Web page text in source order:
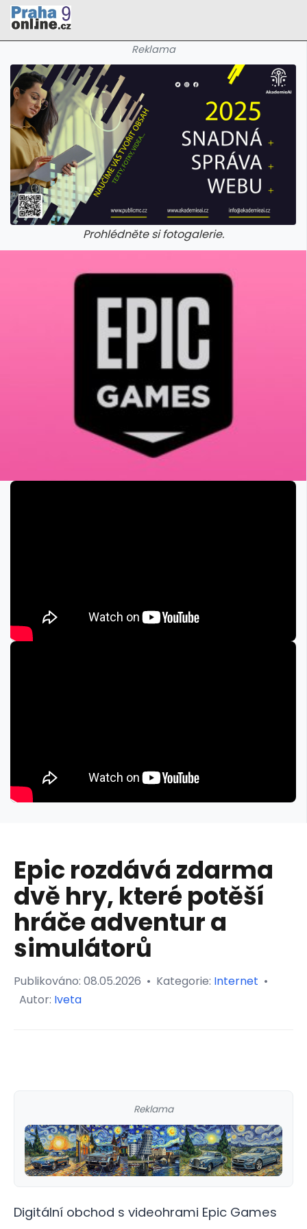
Reklama
Prohlédněte si fotogalerie.
Epic rozdává zdarma
dvě hry, které potěší
hráče adventur a
simulátorů
Publikováno: 08.05.2026 • Kategorie: Internet •
Autor: Iveta
Reklama
Digitální obchod s videohrami Epic Games